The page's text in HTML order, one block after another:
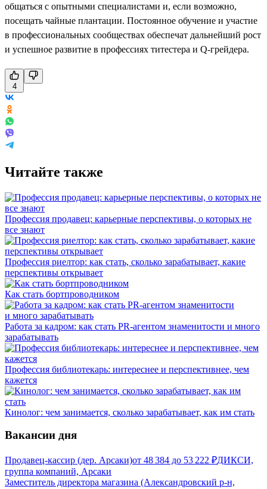
общаться с опытными специалистами и, если возможно,
посещать чайные плантации. Постоянное обучение и участие
в профессиональных сообществах обеспечат дальнейший рост
и успешное развитие в профессиях титестера и Q-грейдера.
4
Читайте также
Профессия продавец: карьерные перспективы, о которых не
все знают
Профессия риелтор: как стать, сколько зарабатывает, какие
перспективы открывает
Как стать бортпроводником
Работа за кадром: как стать PR-агентом знаменитости и много
зарабатывать
Профессия библиотекарь: интереснее и перспективнее, чем
кажется
Кинолог: чем занимается, сколько зарабатывает, как им стать
Вакансии дня
Продавец-кассир (дер. Арсаки)от 48 384 до 53 222 ₽ДИКСИ,
группа компаний, Арсаки
Заместитель директора магазина (Александровский р-н,